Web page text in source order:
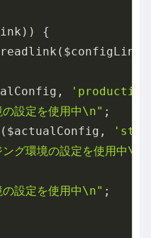
{
の設定を使用中\n" ;
グ環境の設定を使用中\n"
の設定を使用中\n" ;